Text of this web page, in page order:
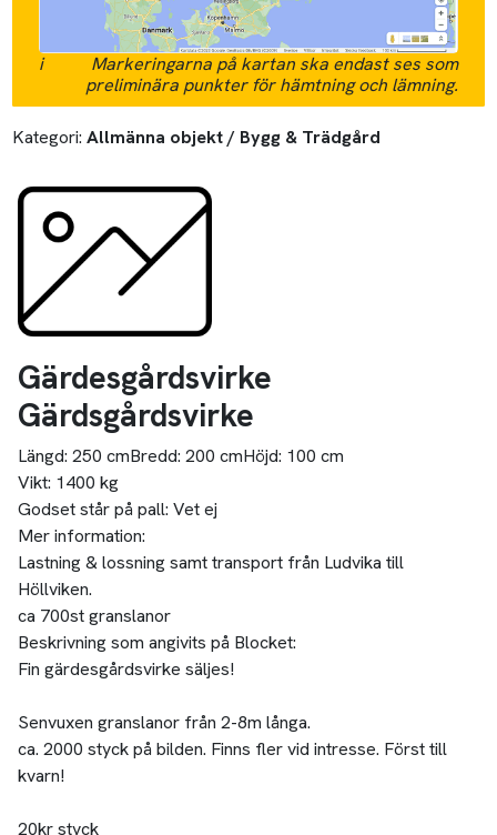
i
Markeringarna på kartan ska endast ses som
preliminära punkter för hämtning och lämning.
Kategori: Allmänna objekt / Bygg & Trädgård
Gärdesgårdsvirke
Gärdsgårdsvirke
Längd: 250 cmBredd: 200 cmHöjd: 100 cm
Vikt: 1400 kg
Godset står på pall: Vet ej
Mer information:
Lastning & lossning samt transport från Ludvika till
Höllviken.
ca 700st granslanor
Beskrivning som angivits på Blocket:
Fin gärdesgårdsvirke säljes!
Senvuxen granslanor från 2-8m långa.
ca. 2000 styck på bilden. Finns fler vid intresse. Först till
kvarn!
20kr styck